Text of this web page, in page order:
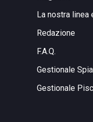
La nostra linea
Redazione
F.A.Q.
Gestionale
Gestionale